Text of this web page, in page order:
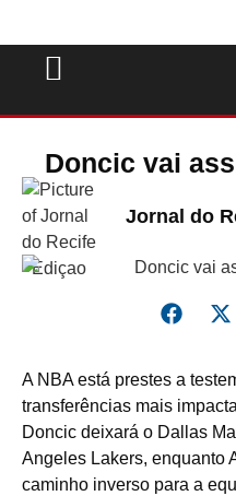
Doncic vai
Jornal do
ANBA está prestes a
transferências mais
Doncic deixará o Dallas
Angeles Lakers, enquanto
caminho inverso para a